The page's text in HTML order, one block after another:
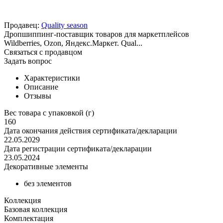
Продавец: Quality season
Дропшиппинг-поставщик товаров для маркетплейсов
Wildberries, Ozon, Яндекс.Маркет. Qual...
Связаться с продавцом
Задать вопрос
Характеристики
Описание
Отзывы
Вес товара с упаковкой (г)
160
Дата окончания действия сертификата/декларации
22.05.2029
Дата регистрации сертификата/декларации
23.05.2024
Декоративные элементы
без элементов
Коллекция
Базовая коллекция
Комплектация